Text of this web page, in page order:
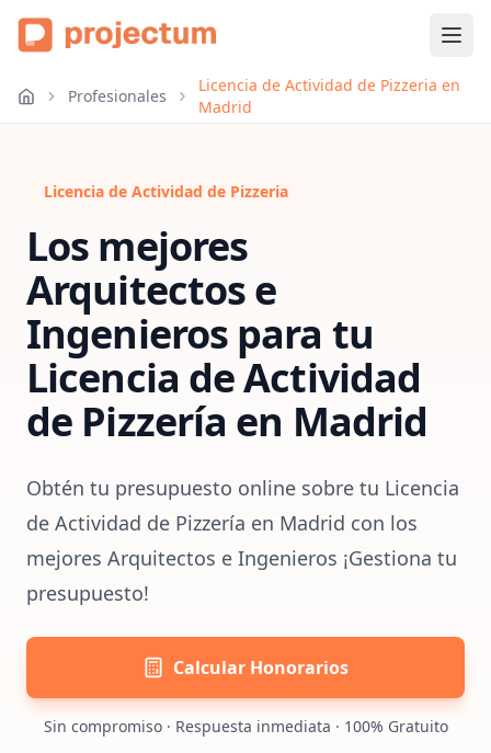
Profesionales
Licencia de Actividad de Pizzeria en
Madrid
Licencia de Actividad de Pizzeria
Los mejores
Arquitectos e
Ingenieros para tu
Licencia de Actividad
de Pizzería en Madrid
Obtén tu presupuesto online sobre tu Licencia
de Actividad de Pizzería en Madrid con los
mejores Arquitectos e Ingenieros ¡Gestiona tu
presupuesto!
Calcular Honorarios
Sin compromiso · Respuesta inmediata · 100% Gratuito